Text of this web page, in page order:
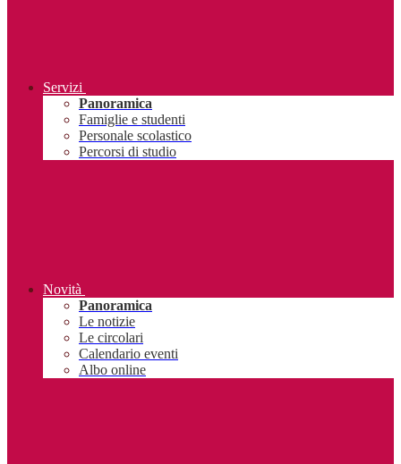
Servizi
Panoramica
Famiglie e studenti
Personale scolastico
Percorsi di studio
Novità
Panoramica
Le notizie
Le circolari
Calendario eventi
Albo online